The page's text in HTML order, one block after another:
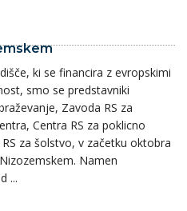
ki se financira z evropskimi
smo se predstavniki
Zavoda RS za
Centra RS za poklicno
za šolstvo, v začetku oktobra
Namen
...